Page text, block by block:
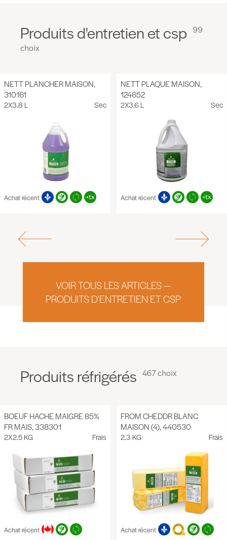
Produits d'entretien et csp 99
choix
NETT PLANCHER MAISON,
310161
2X3.8 L Sec
Achat récent
NETT PLAQUE MAISON,
124652
2X3.6 L Sec
Achat récent
VOIR TOUS LES ARTICLES —
PRODUITS D'ENTRETIEN ET CSP
Produits réfrigérés 467 choix
BOEUF HACHE MAIGRE 85%
FR MAIS, 338301
2X2.5 KG Frais
Achat récent
FROM CHEDDR BLANC
MAISON (4), 440530
2.3 KG Frais
Achat récent